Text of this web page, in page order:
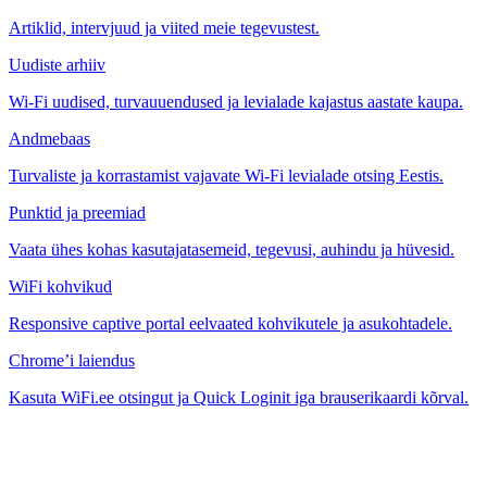
Artiklid, intervjuud ja viited meie tegevustest.
Uudiste arhiiv
Wi-Fi uudised, turvauuendused ja levialade kajastus aastate kaupa.
Andmebaas
Turvaliste ja korrastamist vajavate Wi-Fi levialade otsing Eestis.
Punktid ja preemiad
Vaata ühes kohas kasutajatasemeid, tegevusi, auhindu ja hüvesid.
WiFi kohvikud
Responsive captive portal eelvaated kohvikutele ja asukohtadele.
Chrome’i laiendus
Kasuta WiFi.ee otsingut ja Quick Loginit iga brauserikaardi kõrval.